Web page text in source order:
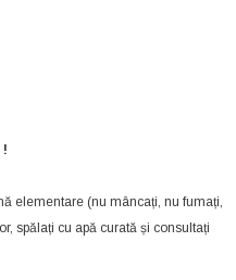
!
elementare (nu mâncați, nu fumați,
spălați cu apă curată și consultați